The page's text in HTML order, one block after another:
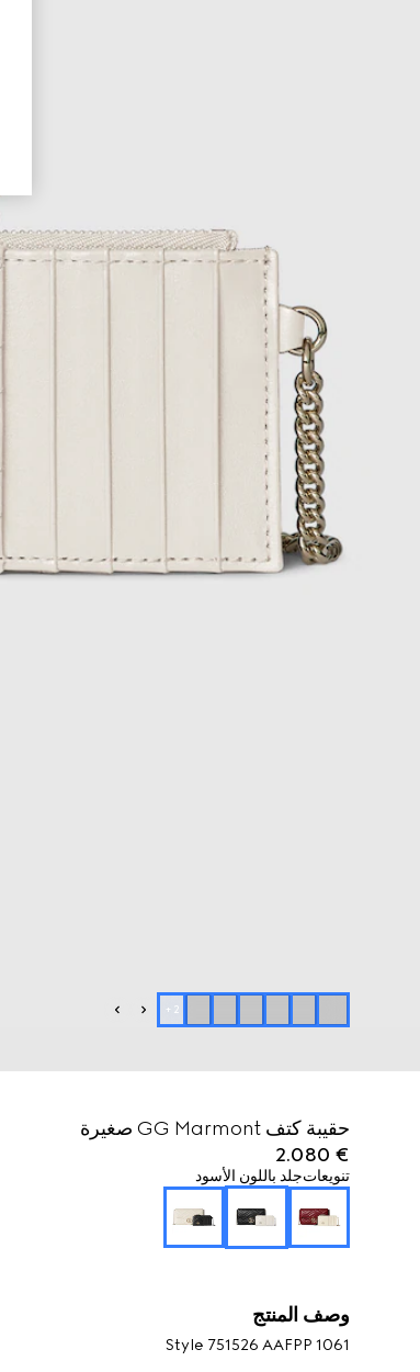
+ 2
حقيبة كتف GG Marmont صغيرة
€ 2.080
تنويعاتجلد باللون الأسود
وصف المنتج
Style ‎751526 AAFPP 1061